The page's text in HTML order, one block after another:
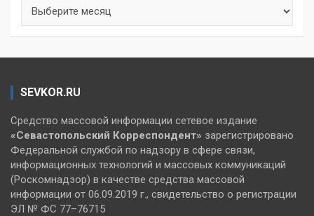
SEVKOR.RU
Средство массовой информации сетевое издание
«Севастопольский Корреспондент» зарегистрировано
Федеральной службой по надзору в сфере связи,
информационных технологий и массовых коммуникаций
(Роскомнадзор) в качестве средства массовой
информации от 06.09.2019 г., свидетельство о регистрации
ЭЛ № ФС 77–76715